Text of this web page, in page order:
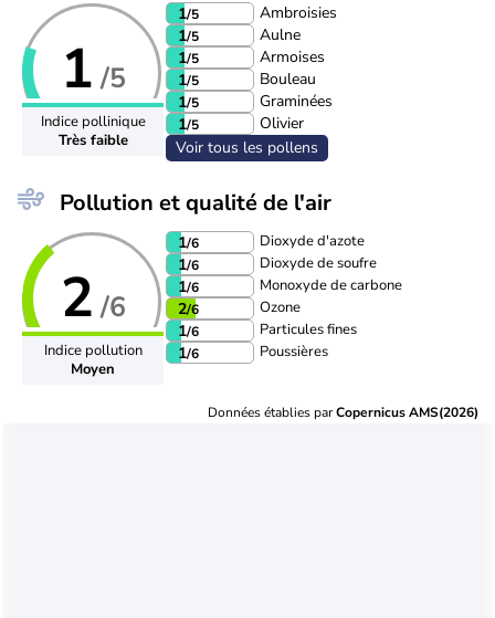
1 /5
Indice pollinique
Très faible
1/5
Ambroisies
1/5
Aulne
1/5
Armoises
1/5
Bouleau
1/5
Graminées
1/5
Olivier
Voir tous les pollens
Pollution et qualité de l'air
2 /6
Indice pollution
Moyen
1/6 Dioxyde d'azote
1/6 Dioxyde de soufre
1/6 Monoxyde de carbone
2/6 Ozone
1/6 Particules fines
1/6 Poussières
Données établies parCopernicus AMS(2026)